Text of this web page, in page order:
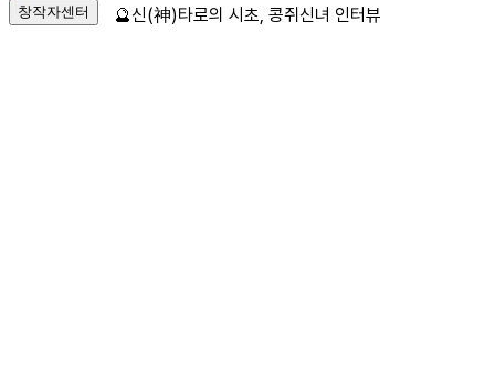
창작자센터 🔮신(神)타로의 시초, 콩쥐신녀 인터뷰